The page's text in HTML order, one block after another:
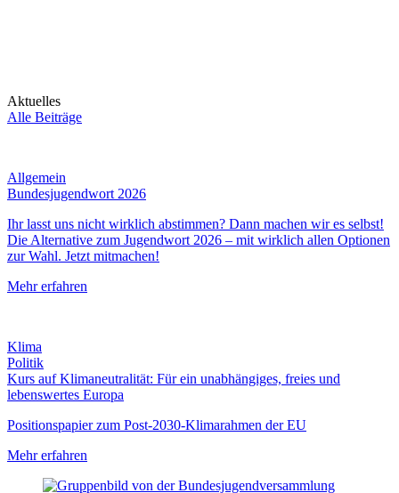
Aktuelles
Alle Beiträge
Allgemein
Bundesjugendwort 2026
Ihr lasst uns nicht wirklich abstimmen? Dann machen wir es selbst!
Die Alternative zum Jugendwort 2026 – mit wirklich allen Optionen
zur Wahl. Jetzt mitmachen!
Mehr erfahren
Klima
Politik
Kurs auf Klimaneutralität: Für ein unabhängiges, freies und
lebenswertes Europa
Positionspapier zum Post-2030-Klimarahmen der EU
Mehr erfahren